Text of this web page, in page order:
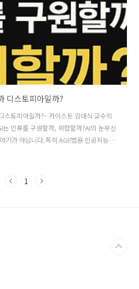
디스토피아일까?
스토피아일까?– 카이스트 김대식 교수의
인류를 구원할까, 위협할까?AI의 눈부신
기가 아닙니다.특히 AGI(범용 인공지능)의
, 인류의 삶과 존재 방식 자체를 뒤흔들
적 위협 사이에 놓여 있습니다.김대식 교수
1